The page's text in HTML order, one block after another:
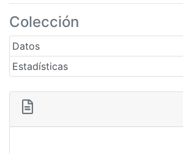
Colección
Datos
Estadísticas